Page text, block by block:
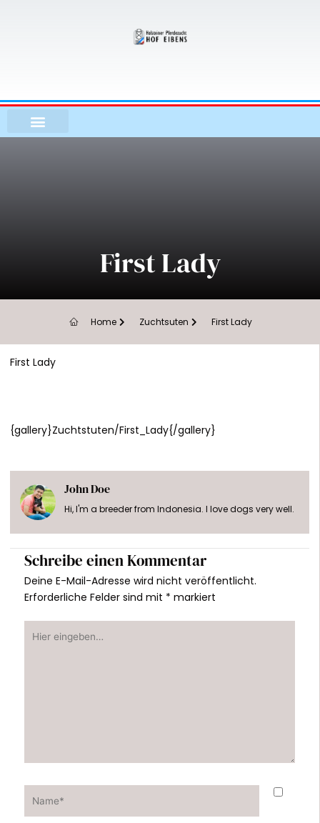
First Lady
Home Zuchtsuten First Lady
First Lady
{gallery}Zuchtstuten/First_Lady{/gallery}
John Doe
Hi, I'm a breeder from Indonesia. I love dogs very well.
Schreibe einen Kommentar
Deine E-Mail-Adresse wird nicht veröffentlicht.
Erforderliche Felder sind mit * markiert
Hier